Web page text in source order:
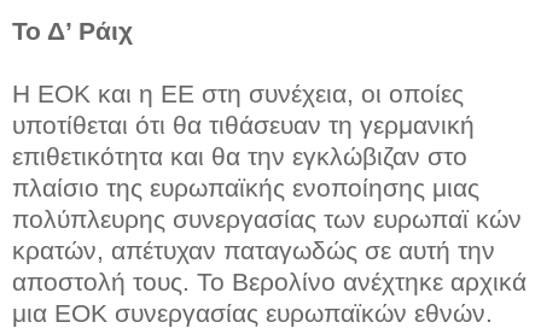
Το Δ’ Ράιχ
Η ΕΟΚ και η ΕΕ στη συνέχεια, οι οποίες
υποτίθεται ότι θα τιθάσευαν τη γερμανική
επιθετικότητα και θα την εγκλώβιζαν στο
πλαίσιο της ευρωπαϊκής ενοποίησης μιας
πολύπλευρης συνεργασίας των ευρωπαϊ κών
κρατών, απέτυχαν παταγωδώς σε αυτή την
αποστολή τους. Το Βερολίνο ανέχτηκε αρχικά
μια ΕΟΚ συνεργασίας ευρωπαϊκών εθνών.